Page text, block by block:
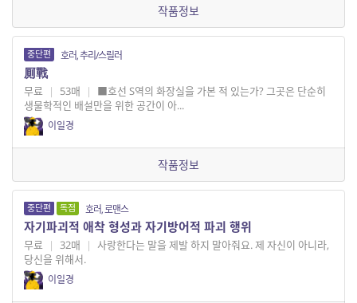
작품정보
중단편 호러, 추리/스릴러
厠戰
무료 | 53매 |
■호선 S역의 화장실을 가본 적 있는가? 그곳은 단순히
생물학적인 배설만을 위한 공간이 아...
이일경
작품정보
중단편 독점 호러, 로맨스
자기파괴적 애착 형성과 자기방어적 파괴 행위
무료 | 32매 |
사랑한다는 말을 제발 하지 말아줘요. 제 자신이 아니라,
당신을 위해서.
이일경